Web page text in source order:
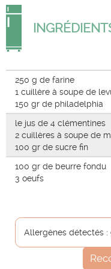
250 g de farine
1 cuillère à soupe de
150 gr de philadelphia
le jus de 4 clémentines
2 cuillères à soupe de
100 gr de sucre fin
100 gr de beurre fondu
3 oeufs
Allergènes détectés :